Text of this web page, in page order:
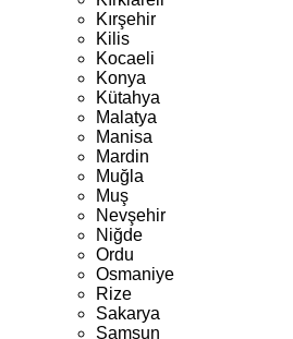
Kırşehir
Kilis
Kocaeli
Konya
Kütahya
Malatya
Manisa
Mardin
Muğla
Muş
Nevşehir
Niğde
Ordu
Osmaniye
Rize
Sakarya
Samsun